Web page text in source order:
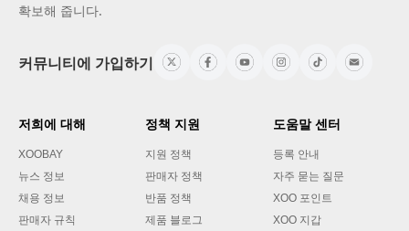
확보해 줍니다.
커뮤니티에 가입하기
저희에 대해
XOOBAY
뉴스 정보
채용 정보
판매자 규칙
정책 지원
지원 정책
판매자 정책
반품 정책
제품 블로그
도움말 센터
등록 안내
자주 묻는 질문
XOO 포인트
XOO 지갑